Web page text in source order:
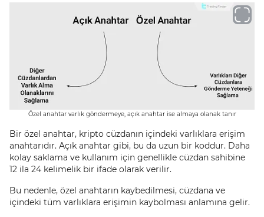
Özel anahtar varlık göndermeye, açık anahtar ise almaya olanak tanır
Bir özel anahtar, kripto cüzdanın içindeki varlıklara erişim
anahtarıdır. Açık anahtar gibi, bu da uzun bir koddur. Daha
kolay saklama ve kullanım için genellikle cüzdan sahibine
12 ila 24 kelimelik bir ifade olarak verilir.
Bu nedenle, özel anahtarın kaybedilmesi, cüzdana ve
içindeki tüm varlıklara erişimin kaybolması anlamına gelir.